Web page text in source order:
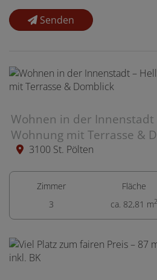
Senden
Wohnen in der Innenstadt
Wohnung mit Terrasse &
3100 St. Pölten
Zimmer
3
Fläche
ca. 82,81 m2